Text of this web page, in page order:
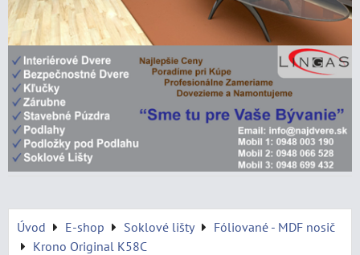
Úvod E-shop Soklové lišty
Fóliované - MDF nosič
Krono Original K58C